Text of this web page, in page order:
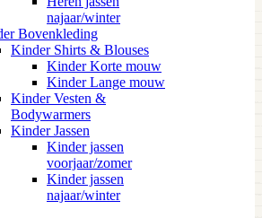
najaar/winter
Bovenkleding
Kinder Shirts & Blouses
Kinder Korte mouw
Kinder Lange mouw
Kinder Vesten &
Bodywarmers
Kinder Jassen
Kinder jassen
voorjaar/zomer
Kinder jassen
najaar/winter